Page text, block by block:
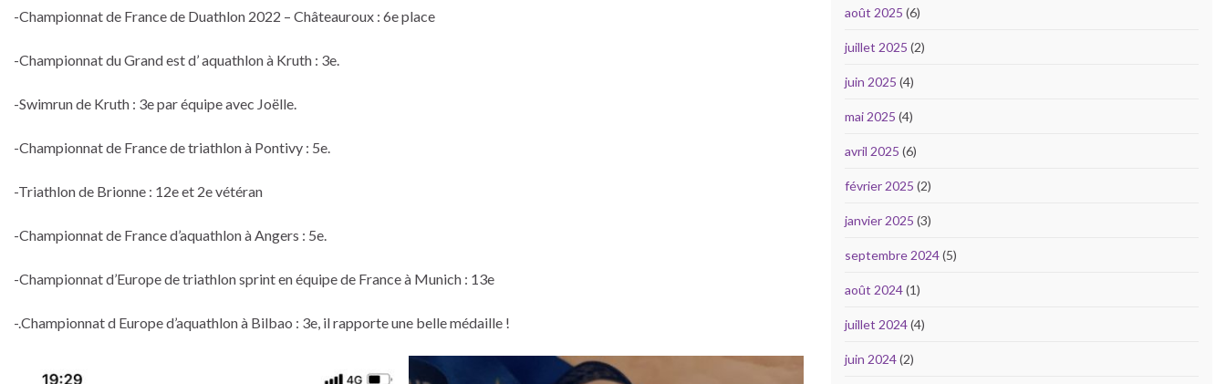
-Championnat de France de Duathlon 2022 – Châteauroux : 6e place
-Championnat du Grand est d’ aquathlon à Kruth : 3e.
-Swimrun de Kruth : 3e par équipe avec Joëlle.
-Championnat de France de triathlon à Pontivy : 5e.
-Triathlon de Brionne : 12e et 2e vétéran
-Championnat de France d’aquathlon à Angers : 5e.
-Championnat d’Europe de triathlon sprint en équipe de France à Munich : 13e
-.Championnat d Europe d’aquathlon à Bilbao : 3e, il rapporte une belle médaille !
août 2025 (6)
juillet 2025 (2)
juin 2025 (4)
mai 2025 (4)
avril 2025 (6)
février 2025 (2)
janvier 2025 (3)
septembre 2024(5)
août 2024(1)
juillet 2024(4)
juin 2024(2)